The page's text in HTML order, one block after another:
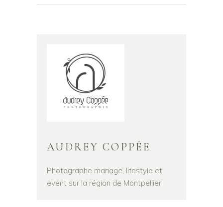
AUDREY COPPÉE
Photographe mariage, lifestyle et
event sur la région de Montpellier